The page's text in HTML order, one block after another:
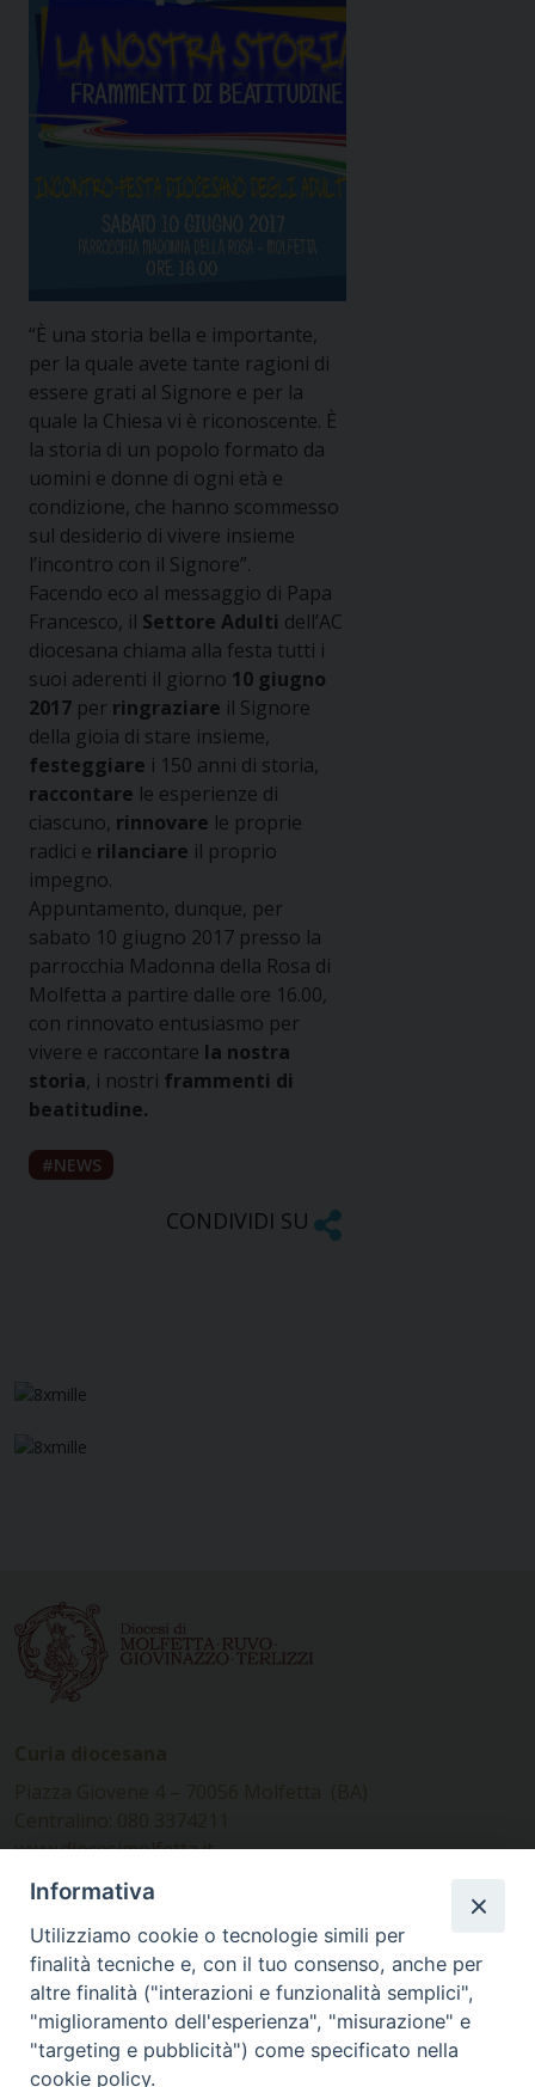
“È una storia bella e importante,
per la quale avete tante ragioni di
essere grati al Signore e per la
quale la Chiesa vi è riconoscente. È
la storia di un popolo formato da
uomini e donne di ogni età e
condizione, che hanno scommesso
sul desiderio di vivere insieme
l’incontro con il Signore”.
Facendo eco al messaggio di Papa
Francesco, il Settore Adulti dell’AC
diocesana chiama alla festa tutti i
suoi aderenti il giorno 10 giugno
2017 per ringraziare il Signore
della gioia di stare insieme,
festeggiare i 150 anni di storia,
raccontare le esperienze di
ciascuno, rinnovare le proprie
radici e rilanciare il proprio
impegno.
Appuntamento, dunque, per
sabato 10 giugno 2017 presso la
parrocchia Madonna della Rosa di
Molfetta a partire dalle ore 16.00,
con rinnovato entusiasmo per
vivere e raccontare la nostra
storia, i nostri frammenti di
beatitudine.
NEWS
CONDIVIDI SU
www.diocesimolfetta.it –
diocesimolfetta@pec.chiesacattolica.it
Ufficio Comunicazioni sociali
Piazza Giovene 4 – 70056 Molfetta (BA)
comunicazionisociali@diocesimolfetta.it
Informativa
Utilizziamo cookie o tecnologie simili per
finalità tecniche e, con il tuo consenso, anche per
altre finalità ("interazioni e funzionalità semplici",
"miglioramento dell'esperienza", "misurazione" e
"targeting e pubblicità") come specificato nella
cookie policy.